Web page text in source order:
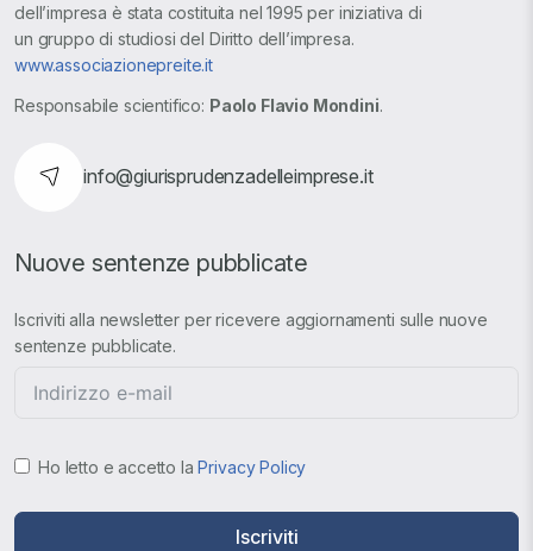
dell’impresa è stata costituita nel 1995 per iniziativa di
un gruppo di studiosi del Diritto dell’impresa.
www.associazionepreite.it
Responsabile scientifico: Paolo Flavio Mondini.
info@giurisprudenzadelleimprese.it
Nuove sentenze pubblicate
Iscriviti alla newsletter per ricevere aggiornamenti sulle nuove
sentenze pubblicate.
Ho letto e accetto laPrivacy Policy
Iscriviti